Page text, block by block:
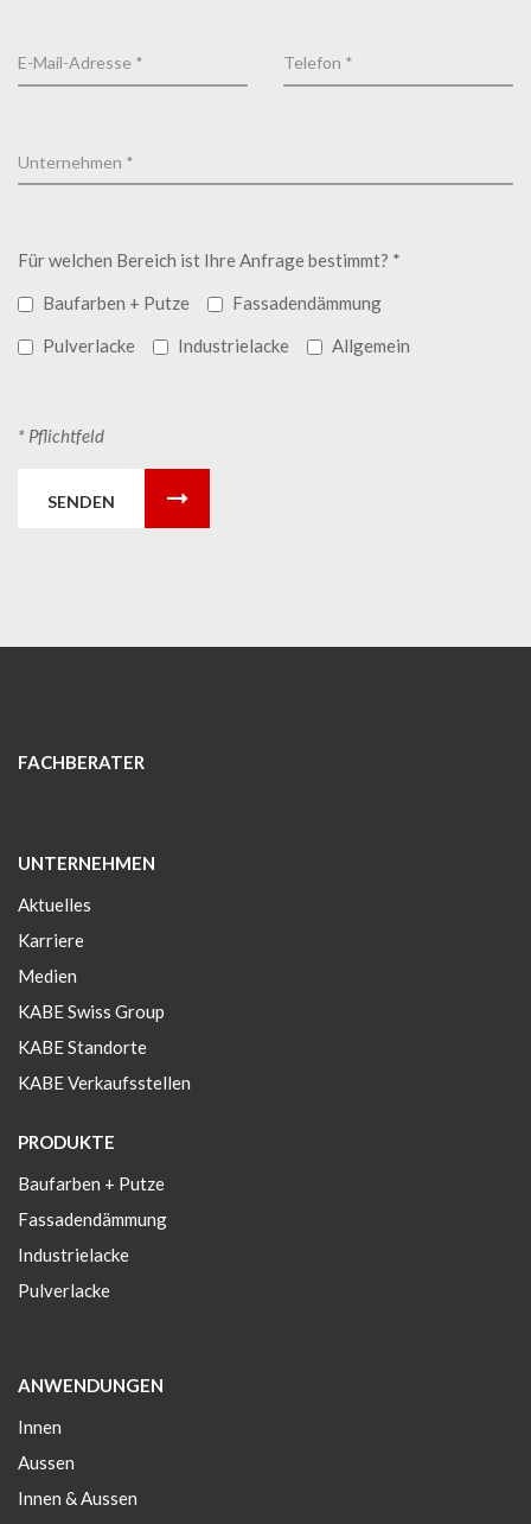
Für welchen Bereich ist Ihre Anfrage bestimmt? *
Baufarben + Putze
Fassadendämmung
Pulverlacke
Industrielacke Allgemein
* Pflichtfeld
SENDEN
FACHBERATER
UNTERNEHMEN
Aktuelles
Karriere
Medien
KABE Swiss Group
KABE Standorte
KABE Verkaufsstellen
PRODUKTE
Baufarben + Putze
Fassadendämmung
Industrielacke
Pulverlacke
ANWENDUNGEN
Innen
Aussen
Innen & Aussen